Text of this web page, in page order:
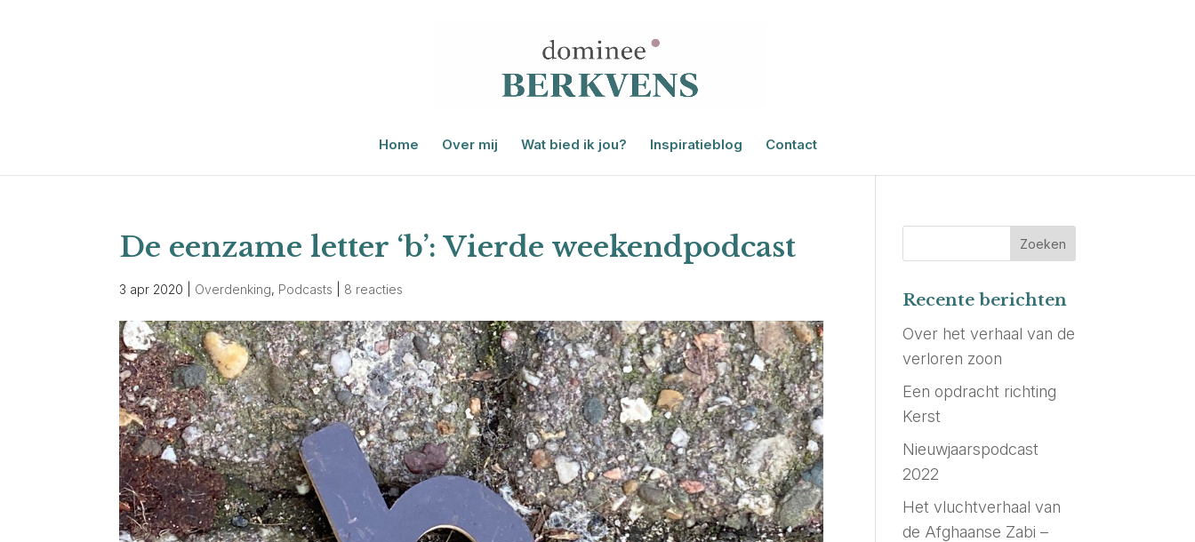
Home Over mij Wat bied ik jou? Inspiratieblog Contact
De eenzame letter ‘b’: Vierde weekendpodcast
3 apr 2020 Overdenking, Podcasts 8 reacties
Recente berichten
Over het verhaal van de
verloren zoon
Een opdracht richting
Kerst
Nieuwjaarspodcast
2022
Het vluchtverhaal van
de Afghaanse Zabi –